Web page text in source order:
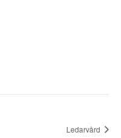
Ledarvård